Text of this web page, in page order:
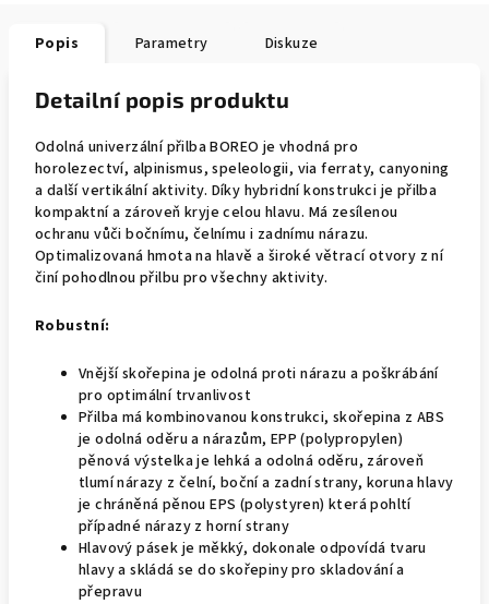
Popis Parametry Diskuze
Detailní popis produktu
Odolná univerzální přilba BOREO je vhodná pro
horolezectví, alpinismus, speleologii, via ferraty, canyoning
a další vertikální aktivity. Díky hybridní konstrukci je přilba
kompaktní a zároveň kryje celou hlavu. Má zesílenou
ochranu vůči bočnímu, čelnímu i zadnímu nárazu.
Optimalizovaná hmota na hlavě a široké větrací otvory z ní
činí pohodlnou přilbu pro všechny aktivity.
Robustní:
Vnější skořepina je odolná proti nárazu a poškrábání
pro optimální trvanlivost
Přilba má kombinovanou konstrukci, skořepina z ABS
je odolná oděru a nárazům, EPP (polypropylen)
pěnová výstelka je lehká a odolná oděru, zároveň
tlumí nárazy z čelní, boční a zadní strany, koruna hlavy
je chráněná pěnou EPS (polystyren) která pohltí
případné nárazy z horní strany
Hlavový pásek je měkký, dokonale odpovídá tvaru
hlavy a skládá se do skořepiny pro skladování a
přepravu